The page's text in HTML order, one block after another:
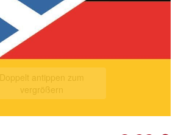
Doppelt antippen zum
vergrößern